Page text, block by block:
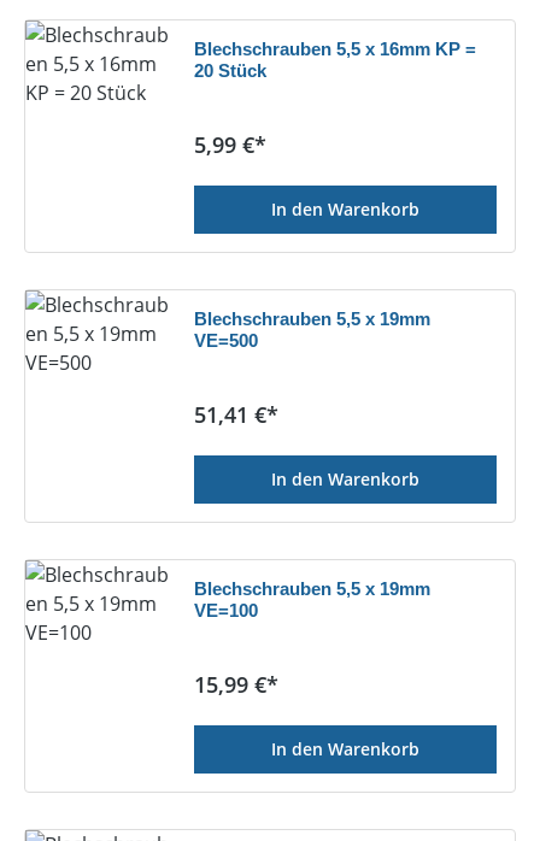
Blechschrauben 5,5 x 16mm KP =
20 Stück
Regulärer Preis:
5,99 €*
In den Warenkorb
Blechschrauben 5,5 x 19mm
VE=500
Regulärer Preis:
51,41 €*
In den Warenkorb
Blechschrauben 5,5 x 19mm
VE=100
Regulärer Preis:
15,99 €*
In den Warenkorb